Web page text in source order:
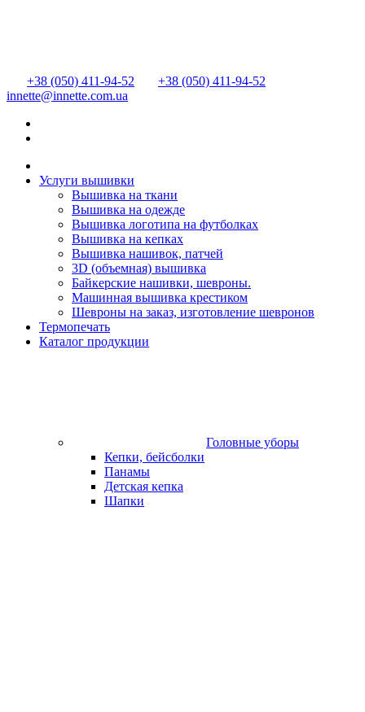
+38 (050) 411-94-52
+38 (050) 411-94-52
innette@innette.com.ua
Услуги вышивки
Вышивка на ткани
Вышивка на одежде
Вышивка логотипа на футболках
Вышивка на кепках
Вышивка нашивок, патчей
3D (объемная) вышивка
Байкерские нашивки, шевроны.
Машинная вышивка крестиком
Шевроны на заказ, изготовление шевронов
Термопечать
Каталог продукции
Головные уборы
Кепки, бейсболки
Панамы
Детская кепка
Шапки